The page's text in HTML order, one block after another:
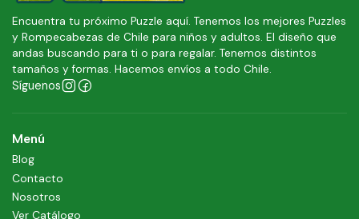
Encuentra tu próximo Puzzle aquí. Tenemos los mejores Puzzles
y Rompecabezas de Chile para niños y adultos. El diseño que
andas buscando para ti o para regalar. Tenemos distintos
tamaños y formas. Hacemos envíos a todo Chile.
Síguenos
Menú
Blog
Contacto
Nosotros
Ver Catálogo